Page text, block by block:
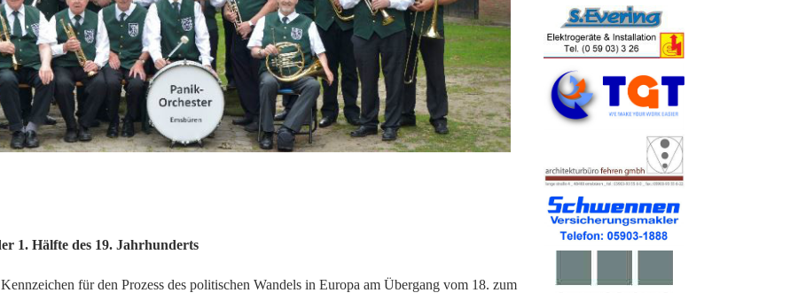
Der Richthof zu Emsüren
Die Firma BvL
Auswanderung nach Amerika
Die Emsbürener Bürger
Kriegsende 1945
Aus der Kommunalpolitik
Aus der Kirchenhistorie
Die Weimarer Republik
Bürsker Begriffskuriositäten Das ´Domhotel´ Elbergen
Engden
Gleesen Die Schleuse Gleesen
Historische Funde
Helschen, Hesselte, Moorlage
Kunkemühle
Helscher Fähr
Leschede Rothlübbers - Häuser
1. Hälfte des 19. Jahrhunderts
für den Prozess des politischen Wandels in Europa am Übergang vom 18. zum